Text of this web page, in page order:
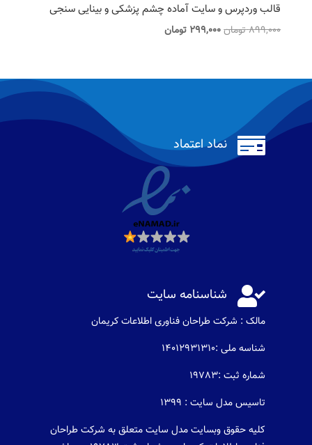
قالب وردپرس و سایت آماده چشم پزشکی و بینایی سنجی
899,000تومانقیمت
بود.
299,000 تومانقیمت
است.
 نماد اعتماد
 شناسنامه سایت
مالک : شرکت طراحان فناوری اطلاعات كريمان
شناسه ملی :14012931310
شماره ثبت :19783
تاسیس مدل سایت : 1399
کلیه حقوق وبسایت مدل سایت متعلق به شرکت طراحان